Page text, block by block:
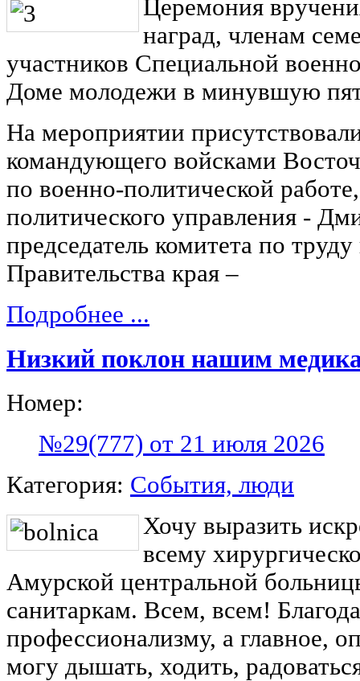
Церемония
наград, членам
участников Специальной
Доме молодежи в минувшую
На мероприятии
командующего войсками
по военно-политической
политического управления -
председатель комитета по
Правительства края –
Подробнее ...
Низкий поклон нашим
Номер:
№29(777) от 21 июля 2026
Категория: События, люди
Хочу выразить
всему
Амурской центральной
санитаркам. Всем, всем!
профессионализму, а главное,
могу дышать, ходить,